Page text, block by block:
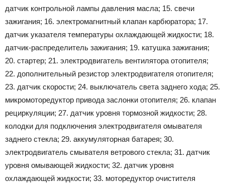
датчик контрольной лампы давления масла; 15. свечи
зажигания; 16. электромагнитный клапан карбюратора; 17.
датчик указателя температуры охлаждающей жидкости; 18.
датчик-распределитель зажигания; 19. катушка зажигания;
20. стартер; 21. электродвигатель вентилятора отопителя;
22. дополнительный резистор электродвигателя отопителя;
23. датчик скорости; 24. выключатель света заднего хода; 25.
микромоторедуктор привода заслонки отопителя; 26. клапан
рециркуляции; 27. датчик уровня тормозной жидкости; 28.
колодки для подключения электродвигателя омывателя
заднего стекла; 29. аккумуляторная батарея; 30.
электродвигатель смывателя ветрового стекла; 31. датчик
уровня омывающей жидкости; 32. датчик уровня
охлаждающей жидкости; 33. моторедуктор очистителя